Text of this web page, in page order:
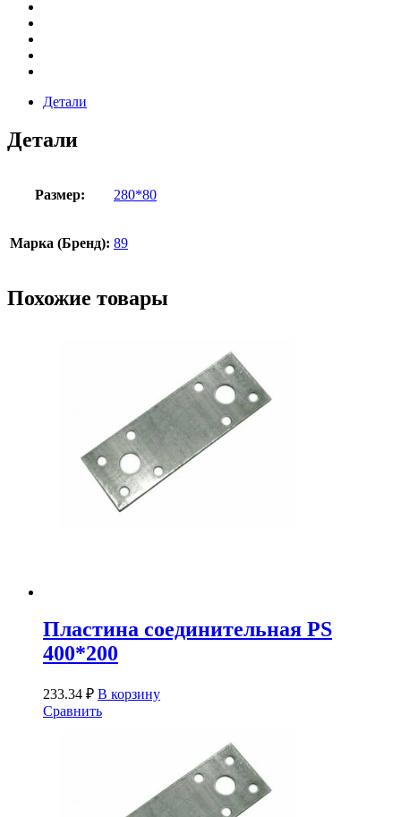
Детали
Детали
Размер: 280*80
Марка (Бренд): 89
Похожие товары
Пластина соединительная PS
400*200
233.34 ₽ В корзину
Сравнить